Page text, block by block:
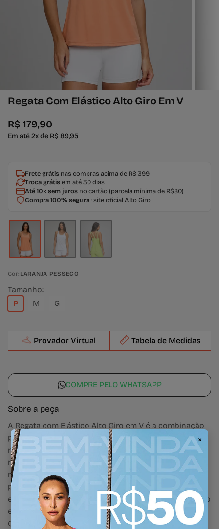
Regata Com Elástico Alto Giro Em V
Em até 2x de R$ 89,95
R$ 179,90
Tamanho:
P
M G
Cor: LARANJA PESSEGO
Provador Virtual Tabela de Medidas
COMPRE PELO WHATSAPP
Frete grátis nas compras acima de R$ 399
Troca grátisem até 30 dias
Até 10x sem juros no cartão (parcela mínima de R$80)
Compra 100% segura· site oficial Alto Giro
Sobre a peça
A Regata com Elástico Alto Giro em V é a combinação
perfeita de leveza, estilo e praticidade. Com
modelagem mais solta e cavada, possui decote
redondo intermediário que valoriza o visual de forma
moderna e sofisticada. Suas alças em elástico
personalizado garantem um toque exclusivo e fashion,
enquanto o termocolante refletivo com o logo no peito
esquerdo acrescenta um detalhe funcional e estiloso.
Confeccionada em poliamida de toque suave, a peça
×